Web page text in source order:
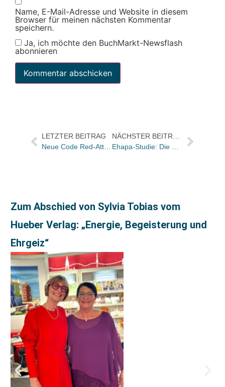
Name, E-Mail-Adresse und Website in diesem
Browser für meinen nächsten Kommentar
speichern.
Ja, ich möchte den BuchMarkt-Newsflash
abonnieren
LETZTER BEITRAG
Neue Code Red-Attacke heute Nacht um 2.00h?
Zum Abschied von Sylvia Tobias vom
Hueber Verlag: „Energie, Begeisterung und
Ehrgeiz“